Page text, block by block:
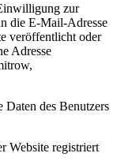
zur
die E-Mail-Adresse
veröffentlicht oder
Adresse
Daten des Benutzers
Website registriert